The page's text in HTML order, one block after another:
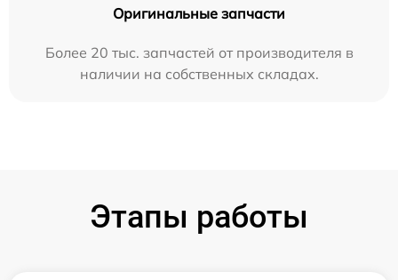
Оригинальные запчасти
Более 20 тыс. запчастей от производителя в
наличии на собственных складах.
Этапы работы